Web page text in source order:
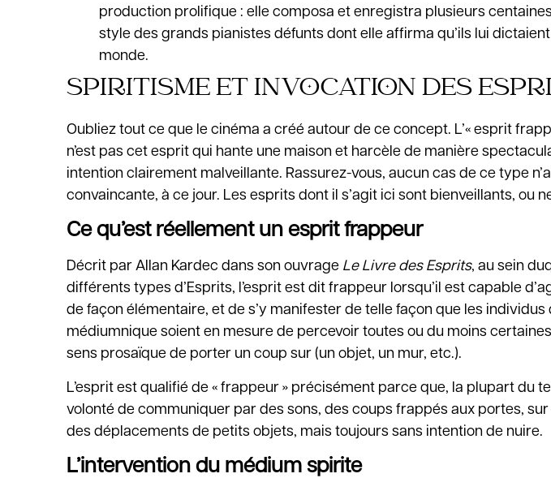
production prolifique : elle composa et enregistra plusieurs
style des grands pianistes défunts dont elle affirma qu’ils lui
monde.
SPIRITISME ET INVOCATION DES
Oubliez tout ce que le cinéma a créé autour de ce concept. L’« esprit
n’est pas cet esprit qui hante une maison et harcèle de manière
intention clairement malveillante. Rassurez-vous, aucun cas de ce type
convaincante, à ce jour. Les esprits dont il s’agit ici sont bienveillants, ou
Ce qu’est réellement un esprit frappeur
Décrit par Allan Kardec dans son ouvrage Le Livre des Esprits, au sein
différents types d’Esprits, l’esprit est dit frappeur lorsqu’il est capable
de façon élémentaire, et de s’y manifester de telle façon que les
médiumnique soient en mesure de percevoir toutes ou du moins
sens prosaïque de porter un coup sur (un objet, un mur, etc.).
L’esprit est qualifié de « frappeur » précisément parce que, la plupart du
volonté de communiquer par des sons, des coups frappés aux portes,
des déplacements de petits objets, mais toujours sans intention de nuire.
L’intervention du médium spirite